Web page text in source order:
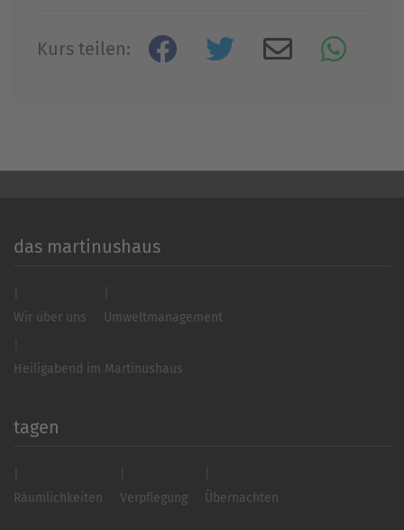
Kurs teilen:
das martinushaus
Wir über uns Umweltmanagement
Heiligabend im Martinushaus
tagen
Räumlichkeiten Verpflegung Übernachten